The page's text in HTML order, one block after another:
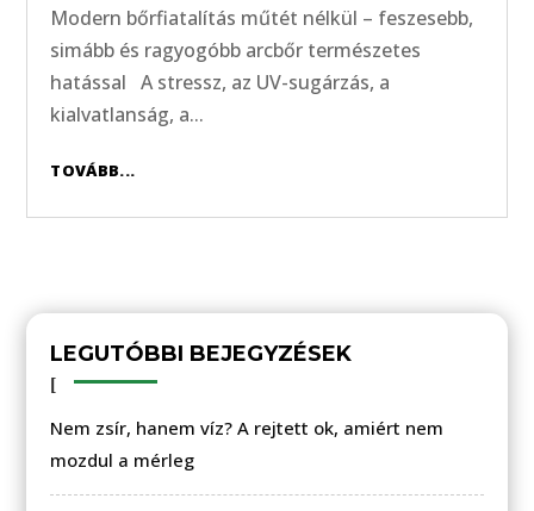
Modern bőrfiatalítás műtét nélkül – feszesebb,
simább és ragyogóbb arcbőr természetes
hatással A stressz, az UV-sugárzás, a
kialvatlanság, a...
TOVÁBB...
LEGUTÓBBI BEJEGYZÉSEK
Nem zsír, hanem víz? A rejtett ok, amiért nem
mozdul a mérleg